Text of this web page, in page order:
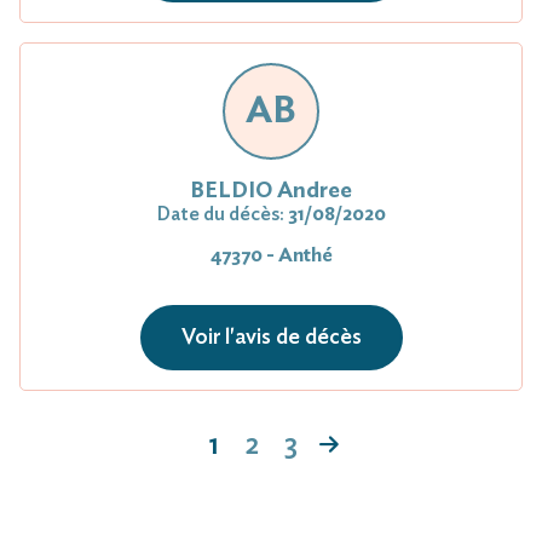
AB
BELDIO Andree
Date du décès: 31/08/2020
47370 - Anthé
Voir l'avis de décès
1 2 3